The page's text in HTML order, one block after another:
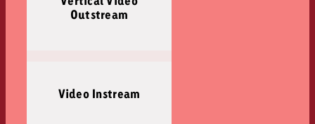
Outstream
Video Instream